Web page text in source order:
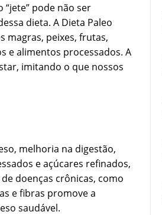
pode não ser
dieta. A Dieta Paleo
magras, peixes, frutas,
e alimentos processados. A
imitando o que nossos
melhoria na digestão,
e açúcares refinados,
doenças crônicas, como
e fibras promove a
saudável.